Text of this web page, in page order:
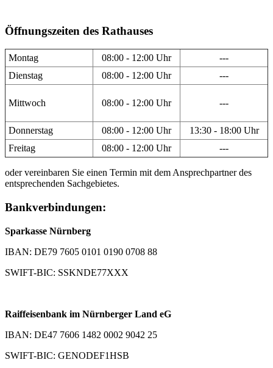
Öffnungszeiten des Rathauses
Montag 08:00 - 12:00 Uhr
---
Dienstag
08:00 - 12:00 Uhr ---
Mittwoch 08:00 - 12:00 Uhr ---
Donnerstag 08:00 - 12:00 Uhr
13:30 - 18:00 Uhr
Freitag
08:00 - 12:00 Uhr ---
oder vereinbaren Sie einen Termin mit dem Ansprechpartner des
entsprechenden Sachgebietes.
Bankverbindungen:
Sparkasse Nürnberg
IBAN: DE79 7605 0101 0190 0708 88
SWIFT-BIC: SSKNDE77XXX
Raiffeisenbank im Nürnberger Land eG
IBAN: DE47 7606 1482 0002 9042 25
SWIFT-BIC: GENODEF1HSB